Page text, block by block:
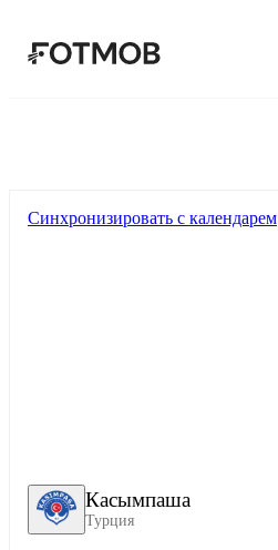
Касымпаша
Турция
Синхронизировать с календарем